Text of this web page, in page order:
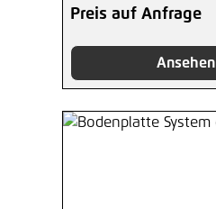
Preis auf Anfrage
Ansehen